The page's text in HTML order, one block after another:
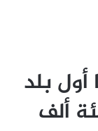
أول بلد
ألف